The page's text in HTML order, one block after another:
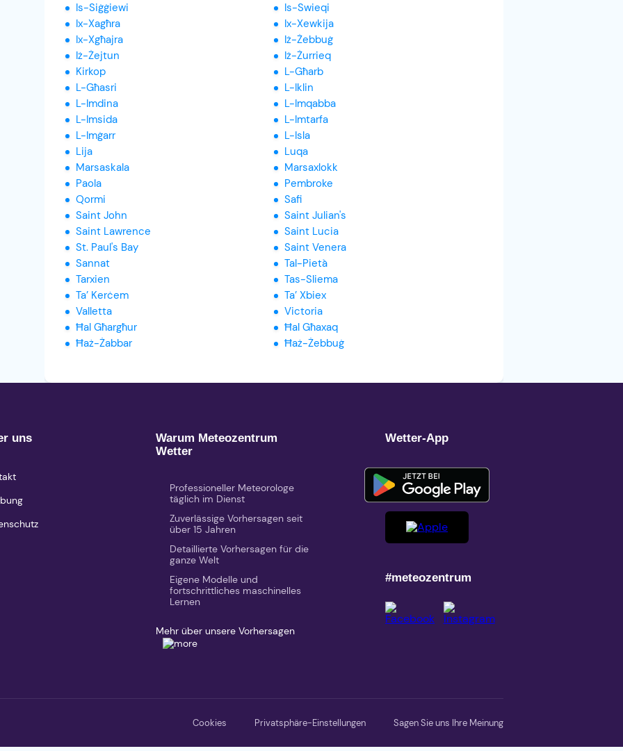
Is-Siġġiewi
Ix-Xagħra
Ix-Xgħajra
Iż-Żejtun
Kirkop
L-Għasri
L-Imdina
L-Imsida
L-Imġarr
Lija
Marsaskala
Paola
Qormi
Saint John
Saint Lawrence
St. Paul's Bay
Sannat
Tarxien
Ta’ Kerċem
Valletta
Ħal Għargħur
Ħaż-Żabbar
Is-Swieqi
Ix-Xewkija
Iż-Żebbuġ
Iż-Żurrieq
L-Għarb
L-Iklin
L-Imqabba
L-Imtarfa
L-Isla
Luqa
Marsaxlokk
Pembroke
Safi
Saint Julian's
Saint Lucia
Saint Venera
Tal-Pietà
Tas-Sliema
Ta’ Xbiex
Victoria
Ħal Għaxaq
Ħaż-Żebbuġ
uns
Warum Meteozentrum
Wetter
Professioneller Meteorologe
täglich im Dienst
Zuverlässige Vorhersagen seit
über 15 Jahren
Detaillierte Vorhersagen für die
ganze Welt
Eigene Modelle und
fortschrittliches maschinelles
Lernen
Mehr über unsere Vorhersagen
Wetter-App
#meteozentrum
Cookies Privatsphäre-Einstellungen Sagen Sie uns Ihre Meinung